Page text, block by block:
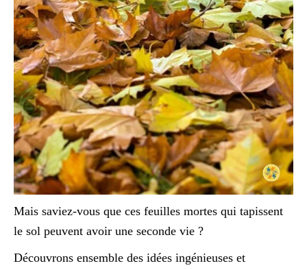
Mais saviez-vous que ces feuilles mortes qui tapissent
le sol peuvent avoir une seconde vie ?
Découvrons ensemble des idées ingénieuses et